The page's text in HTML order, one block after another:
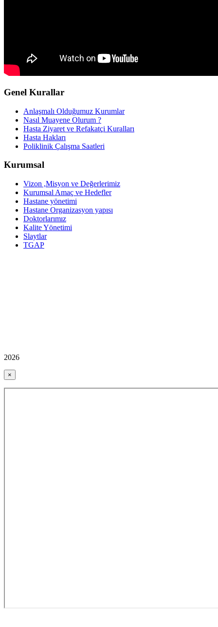
Genel Kurallar
Anlaşmalı Olduğumuz Kurumlar
Nasıl Muayene Olurum ?
Hasta Ziyaret ve Refakatçi Kuralları
Hasta Hakları
Poliklinik Çalışma Saatleri
Kurumsal
Vizon ,Misyon ve Değerlerimiz
Kurumsal Amaç ve Hedefler
Hastane yönetimi
Hastane Organizasyon yapısı
Doktorlarımız
Kalite Yönetimi
Slaytlar
TGAP
2026
×